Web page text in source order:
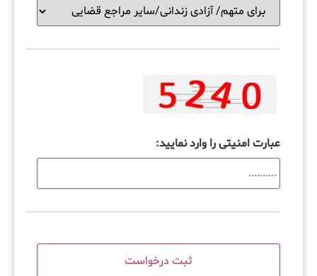
عبارت امنیتی را وارد نمایید: